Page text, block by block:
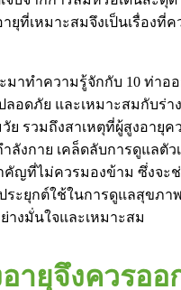
ยุที่เหมาะสมจึงเป็นเรื่องที่
มาทำความรู้จักกับ 10 ท่าอ
ลอดภัย และเหมาะสมกับร่า
ย รวมถึงสาเหตุที่ผู้สูงอายุค
งกาย เคล็ดลับการดูแลตัวเ
คัญที่ไม่ควรมองข้าม ซึ่งจะ
ระยุกต์ใช้ในการดูแลสุขภา
างมั่นใจและเหมาะสม
ายุจึงควรออ